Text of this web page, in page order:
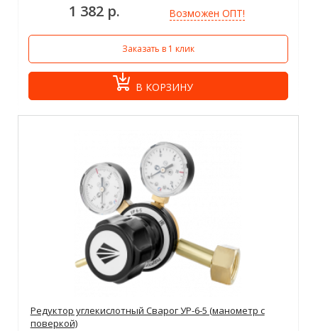
1 382 р. Возможен ОПТ!
Заказать в 1 клик
В КОРЗИНУ
Редуктор углекислотный Сварог УР-6-5 (манометр с
поверкой)